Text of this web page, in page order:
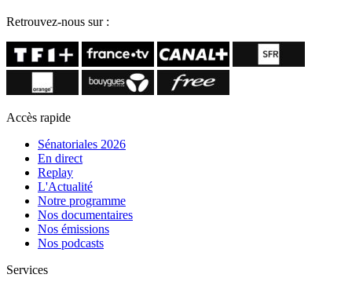
Retrouvez-nous sur :
Accès rapide
Sénatoriales 2026
En direct
Replay
L'Actualité
Notre programme
Nos documentaires
Nos émissions
Nos podcasts
Services